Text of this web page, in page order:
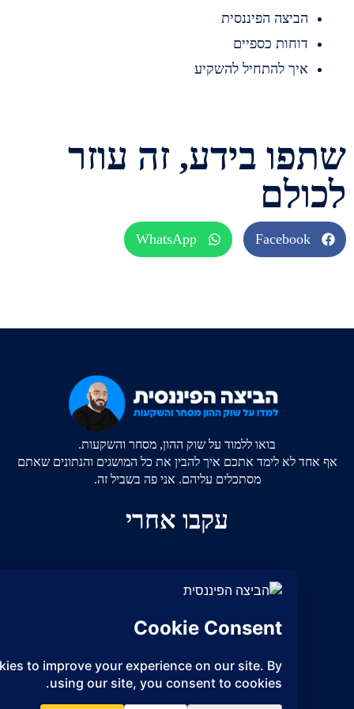
הפיננסית
כספיים
להתחיל להשקיע
בידע, זה עוזר
WhatsApp
עקבו אחרי
בואו ללמוד על שוק ההון, מסחר והשקעות.
לא לימד אתכם איך להבין את כל המושגים והנתונים שאתם
מסתכלים עליהם. אני פה בשביל זה.